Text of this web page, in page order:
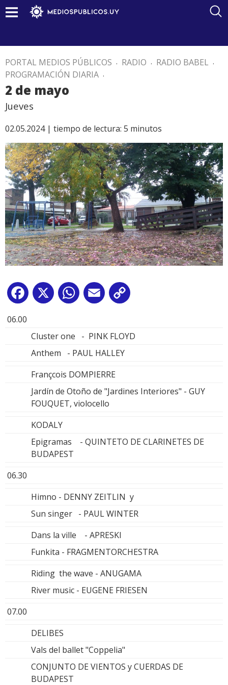
PORTAL MEDIOS PÚBLICOS . RADIO . RADIO BABEL .
PROGRAMACIÓN DIARIA .
2 de mayo
Jueves
02.05.2024 | tiempo de lectura: 5 minutos
Facebook
X WhatsApp
Email
06.00
Cluster one - PINK FLOYD
Anthem - PAUL HALLEY
Françcois DOMPIERRE
Jardín de Otoño de "Jardines Interiores" - GUY
FOUQUET, violocello
KODALY
Epigramas - QUINTETO DE CLARINETES DE
BUDAPEST
06.30
Himno - DENNY ZEITLIN y
Sun singer - PAUL WINTER
Dans la ville - APRESKI
Funkita - FRAGMENTORCHESTRA
Riding the wave - ANUGAMA
River music - EUGENE FRIESEN
07.00
DELIBES
Vals del ballet "Coppelia"
CONJUNTO DE VIENTOS y CUERDAS DE
BUDAPEST